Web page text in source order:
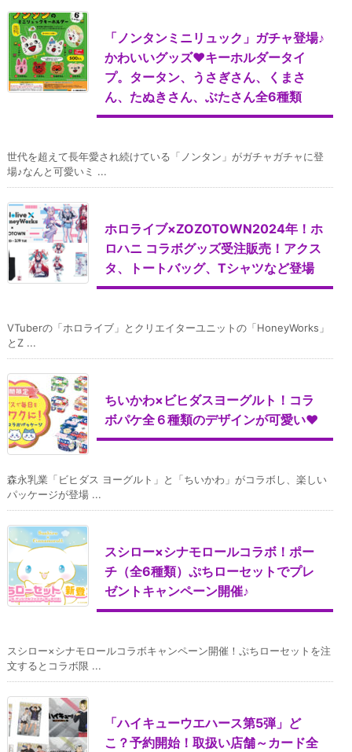
「ノンタンミニリュック」ガチャ登場♪
かわいいグッズ♥キーホルダータイ
プ。タータン、うさぎさん、くまさ
ん、たぬきさん、ぶたさん全6種類
世代を超えて長年愛され続けている「ノンタン」がガチャガチャに登
場♪なんと可愛いミ ...
ホロライブ×ZOZOTOWN2024年！ホ
ロハニ コラボグッズ受注販売！アクス
タ、トートバッグ、Tシャツなど登場
VTuberの「ホロライブ」とクリエイターユニットの「HoneyWorks」
とZ ...
ちいかわ×ビヒダスヨーグルト！コラ
ボパケ全６種類のデザインが可愛い♥
森永乳業「ビヒダス ヨーグルト」と「ちいかわ」がコラボし、楽しい
パッケージが登場 ...
スシロー×シナモロールコラボ！ポー
チ（全6種類）ぷちローセットでプレ
ゼントキャンペーン開催♪
スシロー×シナモロールコラボキャンペーン開催！ぷちローセットを注
文するとコラボ限 ...
「ハイキューウエハース第5弾」ど
こ？予約開始！取扱い店舗～カード全